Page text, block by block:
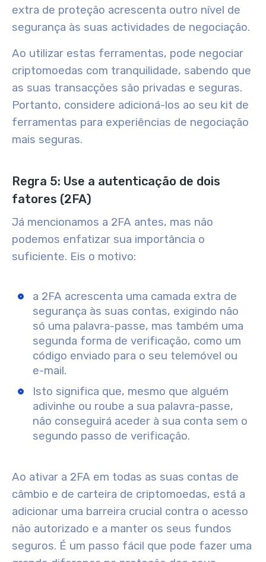
extra de proteção acrescenta outro nível de
segurança às suas actividades de negociação.
Ao utilizar estas ferramentas, pode negociar
criptomoedas com tranquilidade, sabendo que
as suas transacções são privadas e seguras.
Portanto, considere adicioná-los ao seu kit de
ferramentas para experiências de negociação
mais seguras.
Regra 5: Use a autenticação de dois
fatores (2FA)
Já mencionamos a 2FA antes, mas não
podemos enfatizar sua importância o
suficiente. Eis o motivo:
a 2FA acrescenta uma camada extra de
segurança às suas contas, exigindo não
só uma palavra-passe, mas também uma
segunda forma de verificação, como um
código enviado para o seu telemóvel ou
e-mail.
Isto significa que, mesmo que alguém
adivinhe ou roube a sua palavra-passe,
não conseguirá aceder à sua conta sem o
segundo passo de verificação.
Ao ativar a 2FA em todas as suas contas de
câmbio e de carteira de criptomoedas, está a
adicionar uma barreira crucial contra o acesso
não autorizado e a manter os seus fundos
seguros. É um passo fácil que pode fazer uma